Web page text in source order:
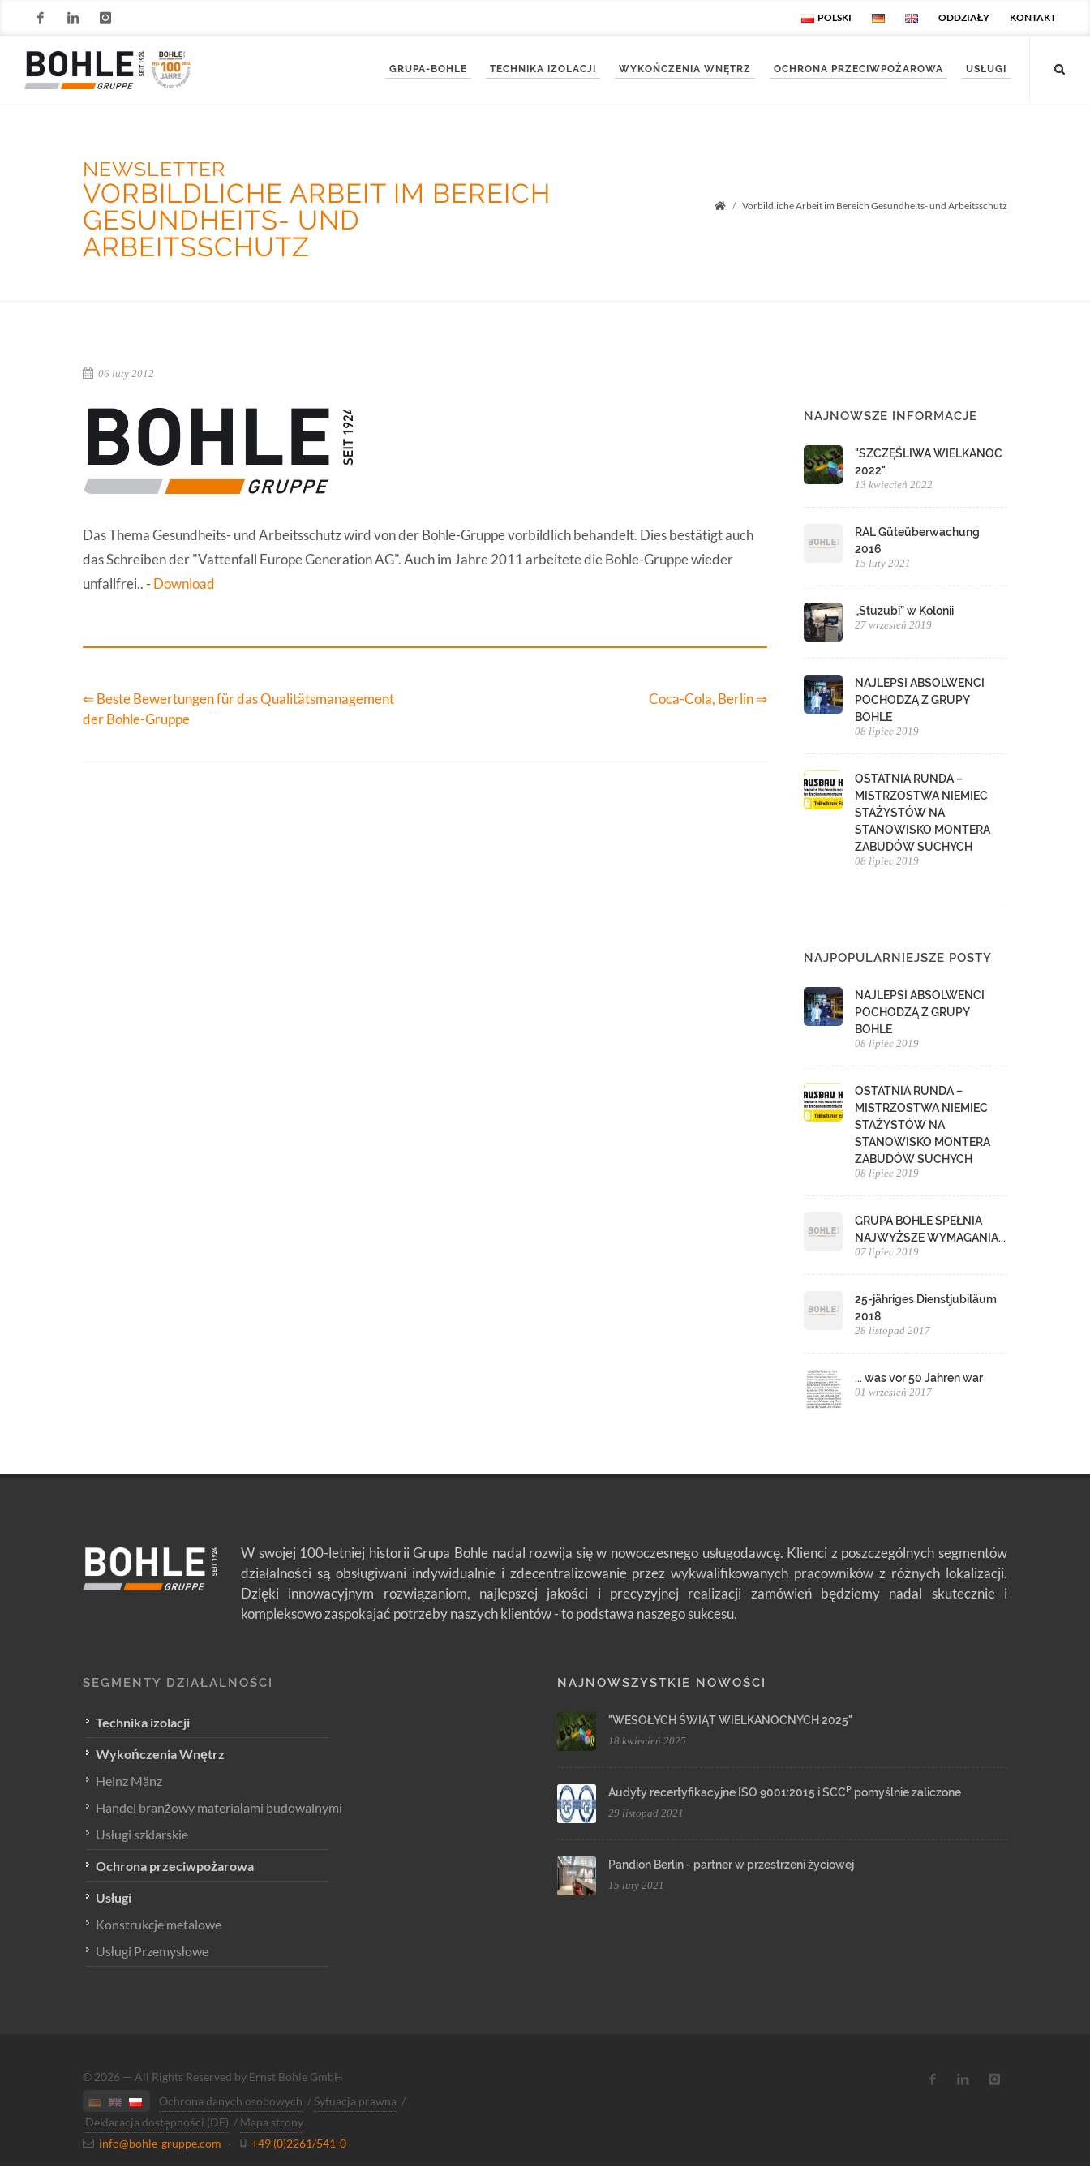
FacebookLinkedInInstagram
POLSKI ODDZIAŁY KONTAKT
GRUPA-BOHLE TECHNIKA IZOLACJI WYKOŃCZENIA WNĘTRZ OCHRONA PRZECIWPOŻAROWA USŁUGI
NEWSLETTER
VORBILDLICHE ARBEIT IM BEREICH
GESUNDHEITS- UND
ARBEITSSCHUTZ
Vorbildliche Arbeit im Bereich Gesundheits- und Arbeitsschutz
06 luty 2012
Das Thema Gesundheits- und Arbeitsschutz wird von der Bohle-Gruppe vorbildlich behandelt. Dies bestätigt auch
das Schreiben der "Vattenfall Europe Generation AG". Auch im Jahre 2011 arbeitete die Bohle-Gruppe wieder
unfallfrei.. - Download
⇐ Beste Bewertungen für das Qualitätsmanagement
der Bohle-Gruppe
Coca-Cola, Berlin ⇒
NAJNOWSZE INFORMACJE
"SZCZĘŚLIWA WIELKANOC
2022"
13 kwiecień 2022
RAL Güteüberwachung
2016
15 luty 2021
„Stuzubi” w Kolonii
27 wrzesień 2019
NAJLEPSI ABSOLWENCI
POCHODZĄ Z GRUPY
BOHLE
08 lipiec 2019
OSTATNIA RUNDA –
MISTRZOSTWA NIEMIEC
STAŻYSTÓW NA
STANOWISKO MONTERA
ZABUDÓW SUCHYCH
08 lipiec 2019
NAJPOPULARNIEJSZE POSTY
NAJLEPSI ABSOLWENCI
POCHODZĄ Z GRUPY
BOHLE
08 lipiec 2019
OSTATNIA RUNDA –
MISTRZOSTWA NIEMIEC
STAŻYSTÓW NA
STANOWISKO MONTERA
ZABUDÓW SUCHYCH
08 lipiec 2019
GRUPA BOHLE SPEŁNIA
NAJWYŻSZE WYMAGANIA...
07 lipiec 2019
25-jähriges Dienstjubiläum
2018
28 listopad 2017
... was vor 50 Jahren war
01 wrzesień 2017
W swojej 100-letniej historii Grupa Bohle nadal rozwija się w nowoczesnego usługodawcę. Klienci z poszczególnych segmentów
działalności są obsługiwani indywidualnie i zdecentralizowanie przez wykwalifikowanych pracowników z różnych lokalizacji.
Dzięki innowacyjnym rozwiązaniom, najlepszej jakości i precyzyjnej realizacji zamówień będziemy nadal skutecznie i
kompleksowo zaspokajać potrzeby naszych klientów - to podstawa naszego sukcesu.
SEGMENTY DZIAŁALNOŚCI
Technika izolacji
Wykończenia Wnętrz
Heinz Mänz
Handel branżowy materiałami budowalnymi
Usługi szklarskie
Ochrona przeciwpożarowa
Usługi
Konstrukcje metalowe
Usługi Przemysłowe
NAJNOWSZYSTKIE NOWOŚCI
"WESOŁYCH ŚWIĄT WIELKANOCNYCH 2025"
18 kwiecień 2025
Audyty recertyfikacyjne ISO 9001:2015 i SCCP pomyślnie zaliczone
29 listopad 2021
Pandion Berlin - partner w przestrzeni życiowej
15 luty 2021
© 2026 — All Rights Reserved by Ernst Bohle GmbH
Ochrona danych osobowych / Sytuacja prawna /
Deklaracja dostępności (DE) / Mapa strony
info@bohle-gruppe.com · +49 (0)2261/541-0